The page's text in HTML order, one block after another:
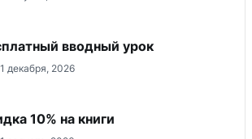
вводный урок
декабря, 2026
10% на книги